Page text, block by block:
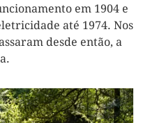
em 1904 e
até 1974. Nos
desde então, a